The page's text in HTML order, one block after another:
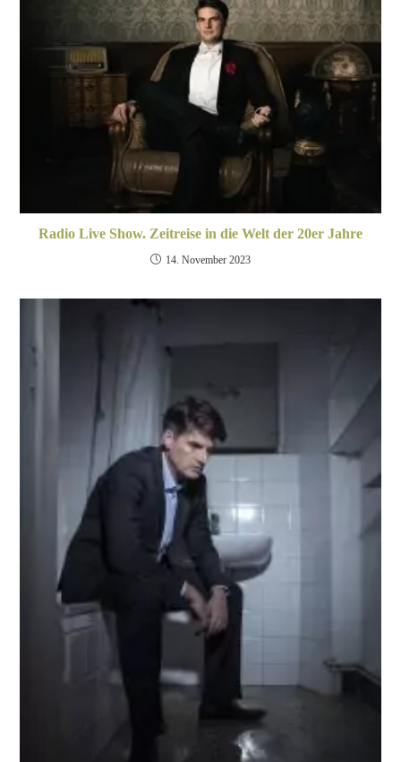
Radio Live Show. Zeitreise in die Welt der 20er Jahre
14. November 2023